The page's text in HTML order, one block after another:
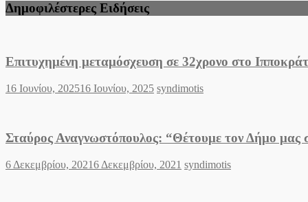
Δημοφιλέστερες Ειδήσεις
Επιτυχημένη μεταμόσχευση σε 32χρονο στο
Posted
16 Ιουνίου, 202516 Ιουνίου, 2025 Author
syndimotis
Σταύρος Αναγνωστόπουλος: “Θέτουμε τον Δήμο μας
Posted
6 Δεκεμβρίου, 20216 Δεκεμβρίου, 2021 Author
syndimotis